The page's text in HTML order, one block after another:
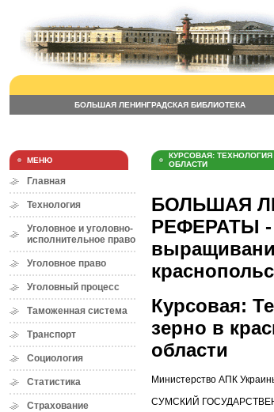
БОЛЬШАЯ ЛЕНИНГРАДСКАЯ БИБЛИОТЕКА
МЕНЮ
Главная
Технология
Уголовное и уголовно-
исполнительное право
Уголовное право
Уголовный процесс
Таможенная система
Транспорт
Социология
Статистика
Страхование
КУРСОВАЯ:
ОБЛАСТИ
БОЛЬШАЯ
РЕФЕРАТЫ -
Курсовая:
зерно в
области
Министерство АПК
СУМСКИЙ